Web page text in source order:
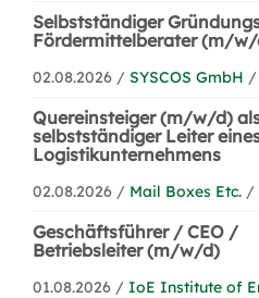
Selbstständiger
Fördermittelberater (m/
02.08.2026 / SYSCOS GmbH /
Quereinsteiger (m/w/d)
selbstständiger Leiter
Logistikunternehmens
02.08.2026 / Mail Boxes Etc. /
Geschäftsführer / CEO /
Betriebsleiter (m/w/d)
01.08.2026 / IoE Institute of